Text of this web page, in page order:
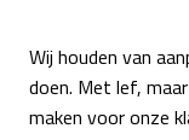
Wij houden van
doen. Met lef,
maken voor onze